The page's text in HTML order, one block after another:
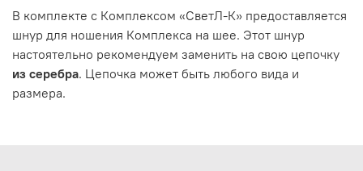
В комплекте с Комплексом «СветЛ-К» предоставляется
шнур для ношения Комплекса на шее. Этот шнур
настоятельно рекомендуем заменить на свою цепочку
из серебра. Цепочка может быть любого вида и
размера.